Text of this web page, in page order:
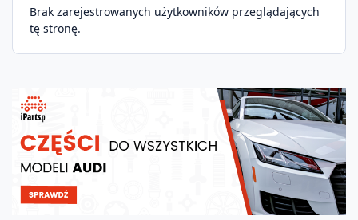
Brak zarejestrowanych użytkowników przeglądających
tę stronę.